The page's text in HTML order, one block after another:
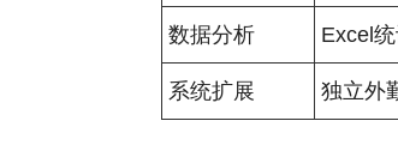
数据分析 Excel
系统扩展 独立外